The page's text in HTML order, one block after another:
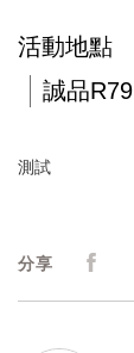
活動地點
誠品R79
測試
分享